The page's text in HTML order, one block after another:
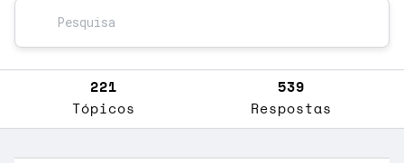
221
Tópicos
539
Respostas